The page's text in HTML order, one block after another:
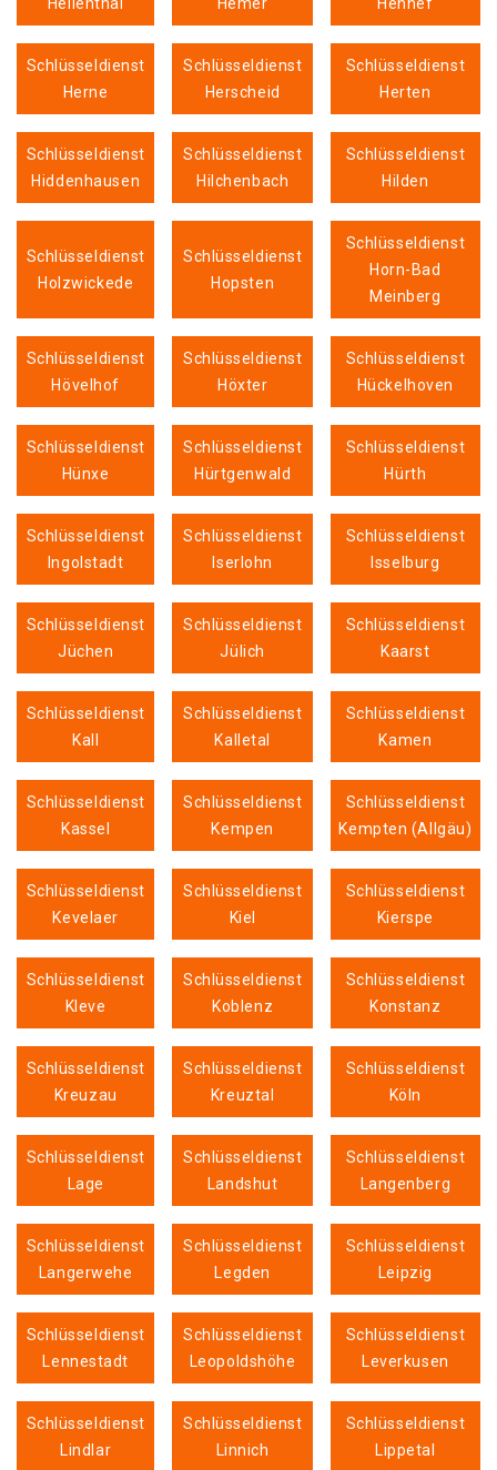
Schlüsseldienst
Herne
Schlüsseldienst
Herscheid
Schlüsseldienst
Herten
Schlüsseldienst
Hiddenhausen
Schlüsseldienst
Hilchenbach
Schlüsseldienst
Hilden
Schlüsseldienst
Holzwickede
Schlüsseldienst
Hopsten
Schlüsseldienst
Horn-Bad
Meinberg
Schlüsseldienst
Hövelhof
Schlüsseldienst
Höxter
Schlüsseldienst
Hückelhoven
Schlüsseldienst
Hünxe
Schlüsseldienst
Hürtgenwald
Schlüsseldienst
Hürth
Schlüsseldienst
Ingolstadt
Schlüsseldienst
Iserlohn
Schlüsseldienst
Isselburg
Schlüsseldienst
Jüchen
Schlüsseldienst
Jülich
Schlüsseldienst
Kaarst
Schlüsseldienst
Kall
Schlüsseldienst
Kalletal
Schlüsseldienst
Kamen
Schlüsseldienst
Kassel
Schlüsseldienst
Kempen
Schlüsseldienst
Kempten (Allgäu)
Schlüsseldienst
Kevelaer
Schlüsseldienst
Kiel
Schlüsseldienst
Kierspe
Schlüsseldienst
Kleve
Schlüsseldienst
Koblenz
Schlüsseldienst
Konstanz
Schlüsseldienst
Kreuzau
Schlüsseldienst
Kreuztal
Schlüsseldienst
Köln
Schlüsseldienst
Lage
Schlüsseldienst
Landshut
Schlüsseldienst
Langenberg
Schlüsseldienst
Langerwehe
Schlüsseldienst
Legden
Schlüsseldienst
Leipzig
Schlüsseldienst
Lennestadt
Schlüsseldienst
Leopoldshöhe
Schlüsseldienst
Leverkusen
Schlüsseldienst
Lindlar
Schlüsseldienst
Linnich
Schlüsseldienst
Lippetal